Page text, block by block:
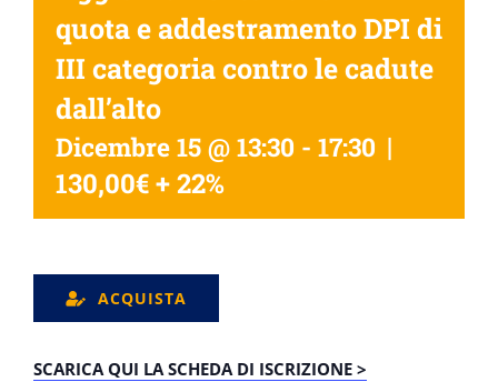
quota e addestramento DPI di
III categoria contro le cadute
dall’alto
Dicembre 15 @ 13:30 - 17:30 |
130,00€ + 22%
ACQUISTA
SCARICA QUI LA SCHEDA DI ISCRIZIONE >